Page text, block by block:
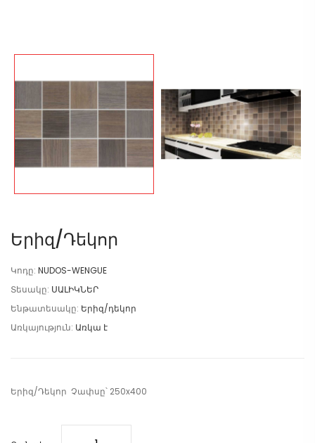
Երիզ/Դեկոր
Կոդը: NUDOS-WENGUE
Տեսակը: ՍԱԼԻԿՆԵՐ
Ենթատեսակը: Երիզ/դեկոր
Առկայություն: Առկա է
Երիզ/Դեկոր Չափսը՝ 250x400